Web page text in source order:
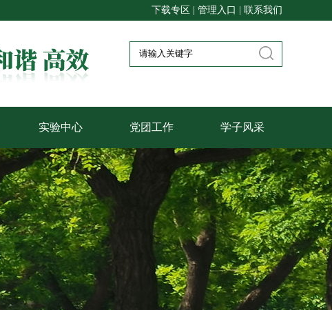
下载专区 管理入口 联系我们
实验中心 党团工作 学子风采